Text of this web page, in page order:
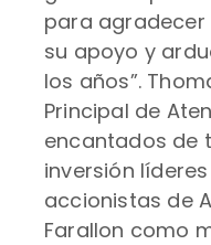
para
su apoyo y
los años”.
Principal de
encantados de
inversión
accionistas de
Farallon como